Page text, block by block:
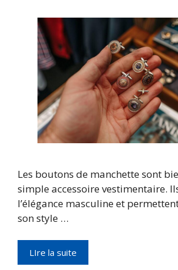
Les boutons de manchette sont
simple accessoire vestimentaire.
l’élégance masculine et
son style …
LIre la suite